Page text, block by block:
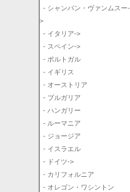
- シャンパン・ヴァンムスー-
>
- イタリア->
- スペイン->
- ポルトガル
- イギリス
- オーストリア
- ブルガリア
- ハンガリー
- ルーマニア
- ジョージア
- イスラエル
- ドイツ->
- カリフォルニア
- オレゴン・ワシントン